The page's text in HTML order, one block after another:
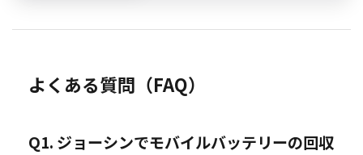
よくある質問（FAQ）
Q1. ジョーシンでモバイルバッテリーの回収